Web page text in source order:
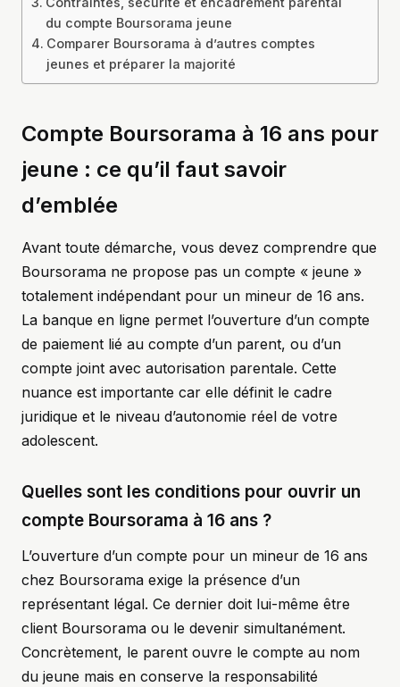
du compte Boursorama jeune
Comparer Boursorama à d’autres comptes
jeunes et préparer la majorité
Compte Boursorama à 16 ans pour
jeune : ce qu’il faut savoir
d’emblée
Avant toute démarche, vous devez comprendre que
Boursorama ne propose pas un compte « jeune »
totalement indépendant pour un mineur de 16 ans.
La banque en ligne permet l’ouverture d’un compte
de paiement lié au compte d’un parent, ou d’un
compte joint avec autorisation parentale. Cette
nuance est importante car elle définit le cadre
juridique et le niveau d’autonomie réel de votre
adolescent.
Quelles sont les conditions pour ouvrir un
compte Boursorama à 16 ans ?
L’ouverture d’un compte pour un mineur de 16 ans
chez Boursorama exige la présence d’un
représentant légal. Ce dernier doit lui-même être
client Boursorama ou le devenir simultanément.
Concrètement, le parent ouvre le compte au nom
du jeune mais en conserve la responsabilité